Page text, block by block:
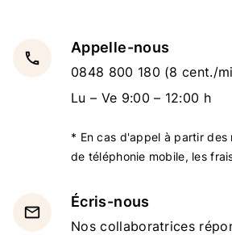
local_phone
Appelle-nous
0848 800 180 (8 cent./
Lu – Ve 9:00 – 12:00 h
* En cas d'appel à partir des
de téléphonie mobile, les
email
Écris-nous
Nos collaboratrices